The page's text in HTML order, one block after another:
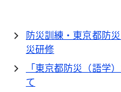
防災訓練・東京都防
災研修
「東京都防災（語学
て